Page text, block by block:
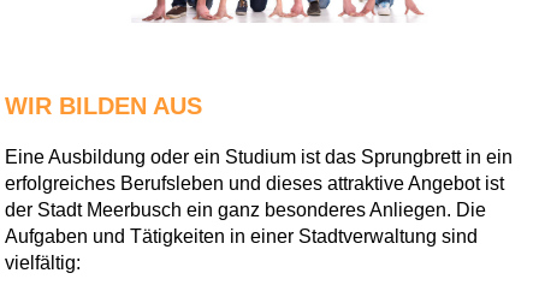
WIR BILDEN AUS
Eine Ausbildung oder ein Studium ist das Sprungbrett in ein
erfolgreiches Berufsleben und dieses attraktive Angebot ist
der Stadt Meerbusch ein ganz besonderes Anliegen. Die
Aufgaben und Tätigkeiten in einer Stadtverwaltung sind
vielfältig: